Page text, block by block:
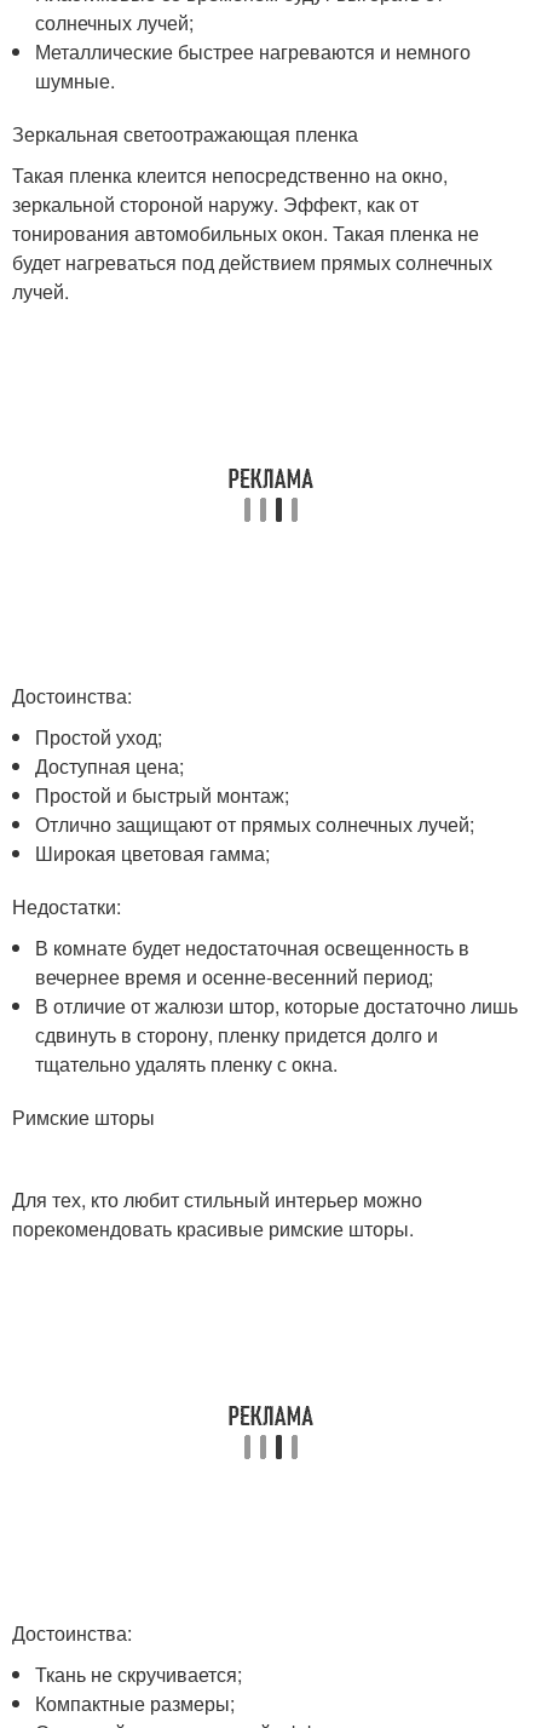
солнечных лучей;
Металлические быстрее нагреваются и немного
шумные.
Зеркальная светоотражающая пленка
Такая пленка клеится непосредственно на окно,
зеркальной стороной наружу. Эффект, как от
тонирования автомобильных окон. Такая пленка не
будет нагреваться под действием прямых солнечных
лучей.
Достоинства:
Простой уход;
Доступная цена;
Простой и быстрый монтаж;
Отлично защищают от прямых солнечных лучей;
Широкая цветовая гамма;
Недостатки:
В комнате будет недостаточная освещенность в
вечернее время и осенне-весенний период;
В отличие от жалюзи штор, которые достаточно лишь
сдвинуть в сторону, пленку придется долго и
тщательно удалять пленку с окна.
Римские шторы
Для тех, кто любит стильный интерьер можно
порекомендовать красивые римские шторы.
Достоинства:
Ткань не скручивается;
Компактные размеры;